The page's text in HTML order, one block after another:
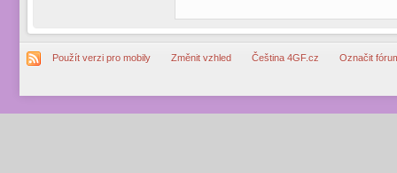
Použít verzi pro mobily Změnit vzhled Čeština 4GF.cz Označit